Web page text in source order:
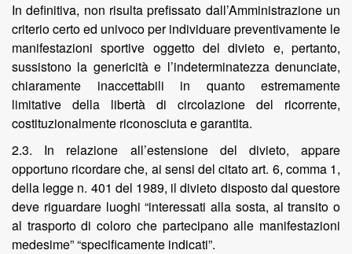
In definitiva, non risulta prefissato dall’Amministrazione un
criterio certo ed univoco per individuare preventivamente le
manifestazioni sportive oggetto del divieto e, pertanto,
sussistono la genericità e l’indeterminatezza denunciate,
chiaramente inaccettabili in quanto estremamente
limitative della libertà di circolazione del ricorrente,
costituzionalmente riconosciuta e garantita.
2.3. In relazione all’estensione del divieto, appare
opportuno ricordare che, ai sensi del citato art. 6, comma 1,
della legge n. 401 del 1989, il divieto disposto dal questore
deve riguardare luoghi “interessati alla sosta, al transito o
al trasporto di coloro che partecipano alle manifestazioni
medesime” “specificamente indicati”.